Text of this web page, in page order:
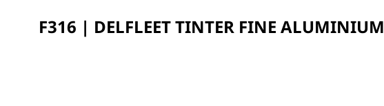
F316 | DELFLEET TINTER FINE ALUMINIUM